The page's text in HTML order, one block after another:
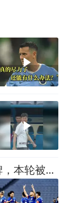
斯卢茨基差点用废的申花王牌，本轮被毛毅军激活，替补出战进绝杀